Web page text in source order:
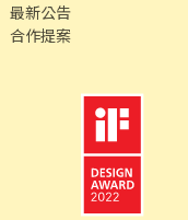
最新公告
合作提案